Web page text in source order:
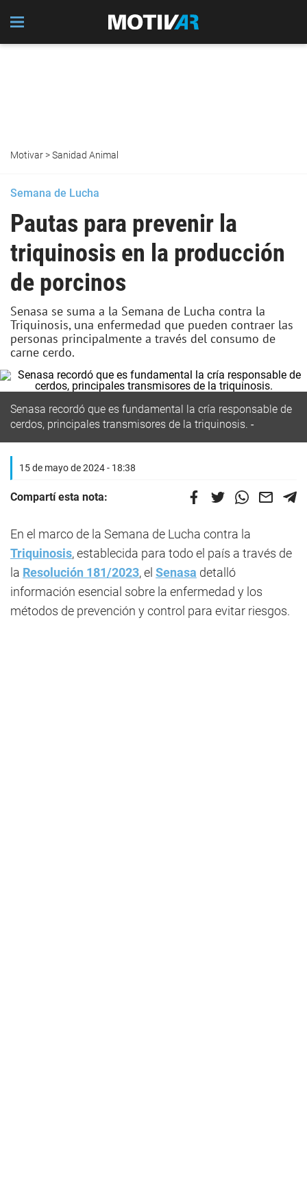
Motivar>Sanidad Animal
Semana de Lucha
Pautas para prevenir la
triquinosis en la producción
de porcinos
Senasa se suma a la Semana de Lucha contra la
Triquinosis, una enfermedad que pueden contraer las
personas principalmente a través del consumo de
carne cerdo.
Senasa recordó que es fundamental la cría responsable de
cerdos, principales transmisores de la triquinosis.
15 de mayo de 2024 - 18:38
Compartí esta nota:
En el marco de la Semana de Lucha contra la
Triquinosis, establecida para todo el país a través de
la Resolución 181/2023, el Senasa detalló
información esencial sobre la enfermedad y los
métodos de prevención y control para evitar riesgos.